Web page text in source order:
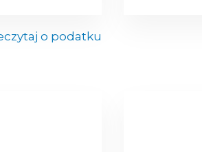
o podatku